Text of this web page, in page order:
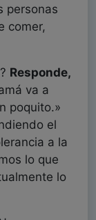
personas
comer,
Responde,
va a
poquito.»
el
a la
lo que
lo